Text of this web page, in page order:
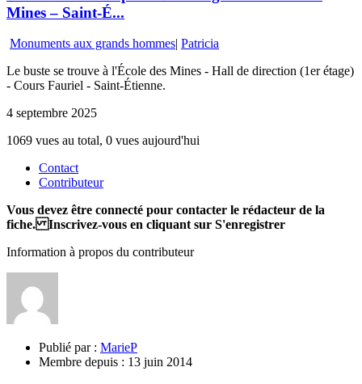
Mines – Saint-É...
Monuments aux grands hommes| Patricia
Le buste se trouve à l'École des Mines - Hall de direction (1er étage)
- Cours Fauriel - Saint-Étienne.
4 septembre 2025
1069 vues au total, 0 vues aujourd'hui
Contact
Contributeur
Vous devez être connecté pour contacter le rédacteur de la
fiche. Inscrivez-vous en cliquant sur S'enregistrer
Information à propos du contributeur
Publié par : MarieP
Membre depuis : 13 juin 2014